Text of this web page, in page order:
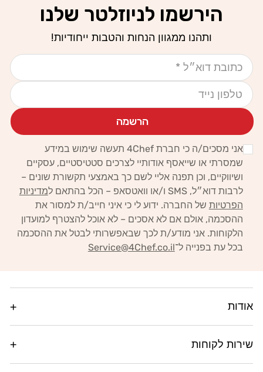
הירשמו לניוזלטר שלנו
ותהנו ממגוון הנחות והטבות ייחודיות!
אימייל
טלפון נייד
הרשמה
אני מסכים/ה כי חברת 4Chef תעשה שימוש במידע
שמסרתי או שייאסף אודותיי לצרכים סטטיסטיים, עסקיים
ושיווקיים, וכן תפנה אליי לשם כך באמצעי תקשורת שונים –
לרבות דוא״ל, SMS ו/או וואטסאפ – הכל בהתאם ל
מדיניות
הפרטיות של החברה. ידוע לי כי איני חייב/ת למסור את
ההסכמה, אולם אם לא אסכים – לא אוכל להצטרף למועדון
הלקוחות. אני מודע/ת לכך שבאפשרותי לבטל את ההסכמה
בכל עת בפנייה ל־Service@4Chef.co.il
אודות
שירות לקוחות